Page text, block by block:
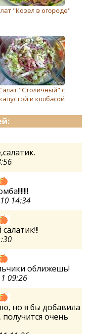
"Козел в огороде"
"Столичный" с
и колбасой
14:34
оближешь!
09:26
но я бы добавила
очень